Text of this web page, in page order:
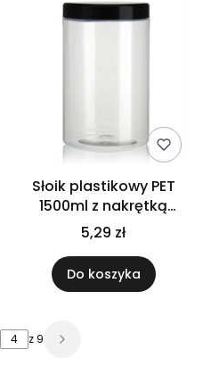
Słoik plastikowy PET
1500ml z nakrętką
czarną 1.5L
5,29 zł
Do koszyka
z 9